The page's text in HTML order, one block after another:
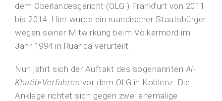
dem Oberlandesgericht (OLG ) Frankfurt von 2011
bis 2014. Hier wurde ein ruandischer Staatsbürger
wegen seiner Mitwirkung beim Völkermord im
Jahr 1994 in Ruanda verurteilt.
Nun jährt sich der Auftakt des sogenannten Al-
Khatib-Verfahren vor dem OLG in Koblenz. Die
Anklage richtet sich gegen zwei ehemalige